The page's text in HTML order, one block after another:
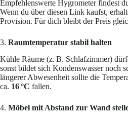
Empfehlenswerte Hygrometer findest
Wenn du über diesen Link kaufst,
Provision. Für dich bleibt der Preis
3. Raumtemperatur stabil halten
Kühle Räume (z. B. Schlafzimmer)
sonst bildet sich Kondenswasser noch
längerer Abwesenheit sollte die
ca. 16 °C fallen.
4. Möbel mit Abstand zur Wand